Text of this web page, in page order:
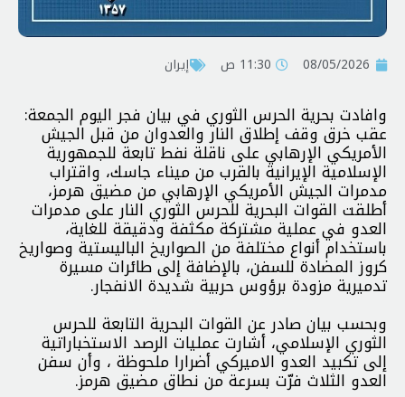
08/05/2026 11:30 ص إيران
وافادت بحرية الحرس الثوري في بيان فجر اليوم الجمعة:
عقب خرق وقف إطلاق النار والعدوان من قبل الجيش
الأمريكي الإرهابي على ناقلة نفط تابعة للجمهورية
الإسلامية الإيرانية بالقرب من ميناء جاسك، واقتراب
مدمرات الجيش الأمريكي الإرهابي من مضيق هرمز،
أطلقت القوات البحرية للحرس الثوري النار على مدمرات
العدو في عملية مشتركة مكثفة ودقيقة للغاية،
باستخدام أنواع مختلفة من الصواريخ الباليستية وصواريخ
كروز المضادة للسفن، بالإضافة إلى طائرات مسيرة
تدميرية مزودة برؤوس حربية شديدة الانفجار.
وبحسب بيان صادر عن القوات البحرية التابعة للحرس
الثوري الإسلامي، أشارت عمليات الرصد الاستخباراتية
إلى تكبيد العدو الاميركي أضرارا ملحوظة ، وأن سفن
العدو الثلاث فرّت بسرعة من نطاق مضيق هرمز.